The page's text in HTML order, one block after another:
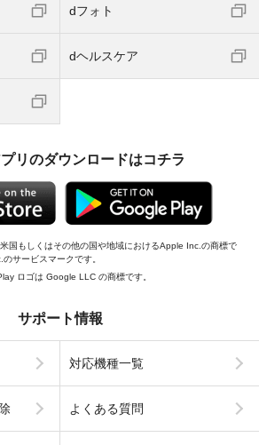
dフォト
dヘルスケア
リのダウンロードはコチラ
国もしくはその他の国や地域におけるApple Inc.の商標で
サービスマークです。
ロゴは Google LLC の商標です。
サポート情報
対応機種一覧
よくある質問